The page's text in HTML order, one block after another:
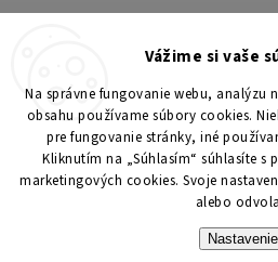
Vážime si vaše
Na správne fungovanie webu, analýzu
obsahu používame súbory cookies.
pre fungovanie stránky, iné
Kliknutím na „Súhlasím“ súhlasíte s
marketingových cookies. Svoje
alebo
Nastavenie